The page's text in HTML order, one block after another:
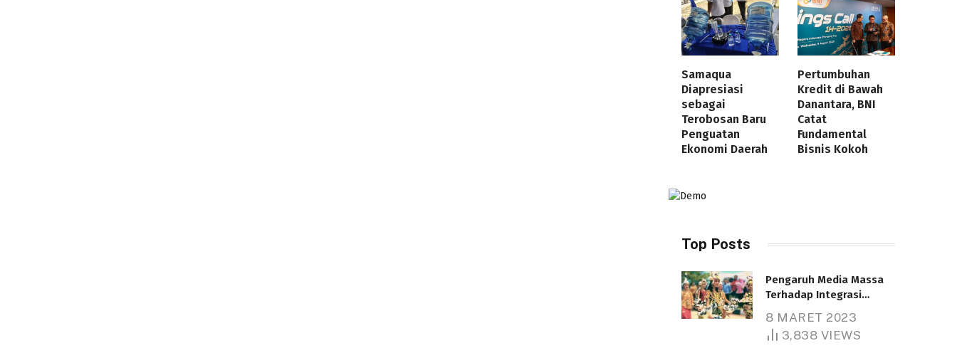
Samaqua
Diapresiasi
sebagai
Terobosan Baru
Penguatan
Ekonomi Daerah
Pertumbuhan
Kredit di Bawah
Danantara, BNI
Catat
Fundamental
Bisnis Kokoh
Top Posts
Pengaruh Media Massa
Terhadap Integrasi
8 MARET 2023
3,838 VIEWS